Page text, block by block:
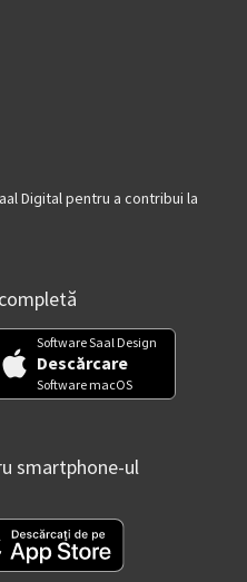
Digital pentru a contribui la
Software Saal Design
Descărcare
Software macOS
smartphone-ul